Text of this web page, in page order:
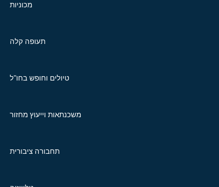
מכוניות
תעופה קלה
טיולים וחופש בחו"ל
משכנתאות וייעוץ מחזור
תחבורה ציבורית